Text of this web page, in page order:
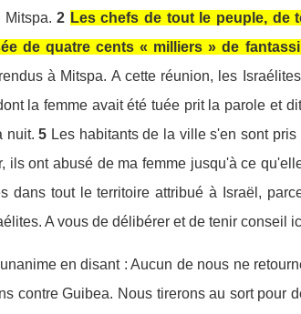
Mitspa. 2 Les chefs de tout le peuple, de
de quatre cents « milliers » de
à Mitspa. A cette réunion, les
la femme avait été tuée prit la parole et
nuit. 5 Les habitants de la ville s'en sont
ils ont abusé de ma femme jusqu'à ce
dans tout le territoire attribué à Israël,
A vous de délibérer et de tenir conseil
en disant : Aucun de nous ne
contre Guibea. Nous tirerons au sort pour